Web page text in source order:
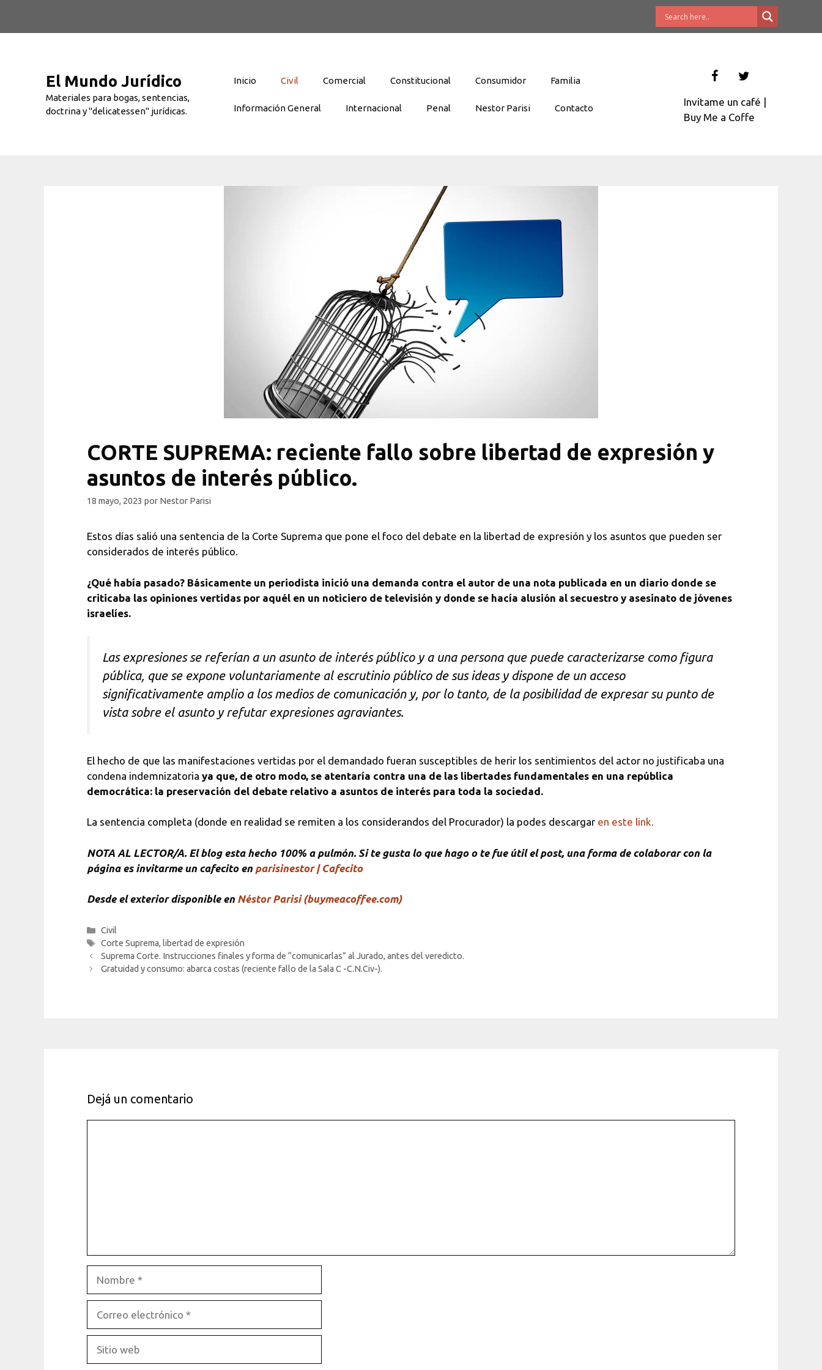
El Mundo Jurídico
Materiales para bogas, sentencias,
doctrina y "delicatessen" jurídicas.
Inicio Civil Comercial Constitucional Consumidor Familia
Información General Internacional Penal Nestor Parisi Contacto
Invitame un café |
Buy Me a Coffe
CORTE SUPREMA: reciente fallo sobre libertad de expresión y
asuntos de interés público.
18 mayo, 2023 por Nestor Parisi
Estos días salió una sentencia de la Corte Suprema que pone el foco del debate en la libertad de expresión y los asuntos que pueden ser
considerados de interés público.
¿Qué había pasado? Básicamente un periodista inició una demanda contra el autor de una nota publicada en un diario donde se
criticaba las opiniones vertidas por aquél en un noticiero de televisión y donde se hacía alusión al secuestro y asesinato de jóvenes
israelíes.
Las expresiones se referían a un asunto de interés público y a una persona que puede caracterizarse como figura
pública, que se expone voluntariamente al escrutinio público de sus ideas y dispone de un acceso
significativamente amplio a los medios de comunicación y, por lo tanto, de la posibilidad de expresar su punto de
vista sobre el asunto y refutar expresiones agraviantes.
El hecho de que las manifestaciones vertidas por el demandado fueran susceptibles de herir los sentimientos del actor no justificaba una
condena indemnizatoria ya que, de otro modo, se atentaría contra una de las libertades fundamentales en una república
democrática: la preservación del debate relativo a asuntos de interés para toda la sociedad.
La sentencia completa (donde en realidad se remiten a los considerandos del Procurador) la podes descargar en este link.
NOTA AL LECTOR/A. El blog esta hecho 100% a pulmón. Si te gusta lo que hago o te fue útil el post, una forma de colaborar con la
página es invitarme un cafecito en parisinestor | Cafecito
Desde el exterior disponible en Néstor Parisi (buymeacoffee.com)
Categorías
Civil
Etiquetas
Corte Suprema,libertad de expresión
Suprema Corte. Instrucciones finales y forma de “comunicarlas” al Jurado, antes del veredicto.
Gratuidad y consumo: abarca costas (reciente fallo de la Sala C -C.N.Civ-).
Dejá un comentario